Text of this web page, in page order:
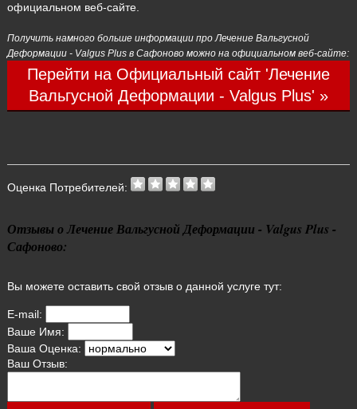
официальном веб-сайте.
Получить намного больше информации про Лечение Вальгусной
Деформации - Valgus Plus в Сафоново можно на официальном веб-сайте:
Перейти на Официальный сайт 'Лечение
Вальгусной Деформации - Valgus Plus' »
Оценка Потребителей:
Отзывы о Лечение Вальгусной Деформации - Valgus Plus -
Сафоново:
Вы можете оставить свой отзыв о данной услуге тут:
E-mail:
Ваше Имя:
Ваша Оценка:
Ваш Отзыв: